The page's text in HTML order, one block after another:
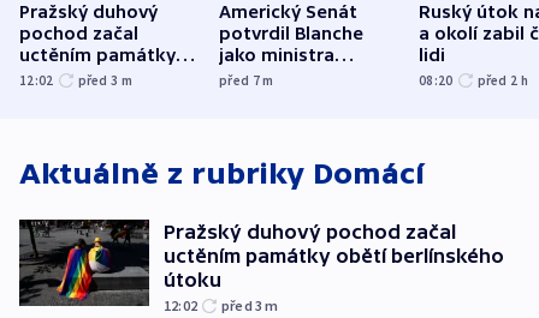
Pražský duhový
pochod začal
uctěním památky
obětí berlínského
12:02 před 3 m
Americký Senát
potvrdil Blanche
jako ministra
spravedlnosti
před 7m
Ruský útok
a okolí zabil
lidi
08:20 před 2 h
Aktuálně z rubriky Domácí
Pražský duhový pochod začal
uctěním památky obětí berlínského
útoku
12:02 před 3m